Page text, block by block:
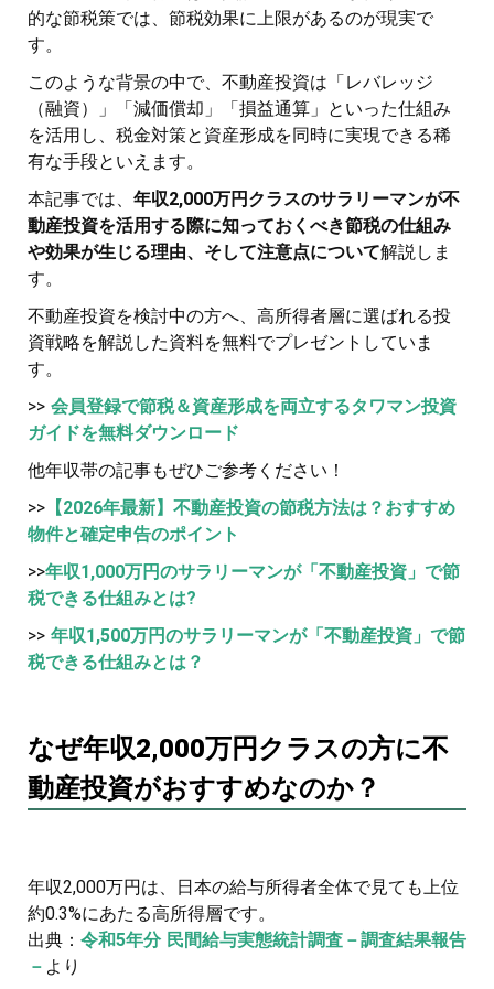
的な節税策では、節税効果に上限があるのが現実で
す。
このような背景の中で、不動産投資は「レバレッジ
（融資）」「減価償却」「損益通算」といった仕組み
を活用し、税金対策と資産形成を同時に実現できる稀
有な手段といえます。
本記事では、 年収2,000万円クラスのサラリーマンが不
動産投資を活用する際に知っておくべき節税の仕組み
や効果が生じる理由、そして注意点について解説しま
す。
不動産投資を検討中の方へ、高所得者層に選ばれる投
資戦略を解説した資料を無料でプレゼントしていま
す。
>> 会員登録で節税＆資産形成を両立するタワマン投資
ガイドを無料ダウンロード
他年収帯の記事もぜひご参考ください！
>> 【2026年最新】不動産投資の節税方法は？おすすめ
物件と確定申告のポイント
>>年収1,000万円のサラリーマンが「不動産投資」で節
税できる仕組みとは?
>> 年収1,500万円のサラリーマンが「不動産投資」で節
税できる仕組みとは？
なぜ年収2,000万円クラスの方に不
動産投資がおすすめなのか？
年収2,000万円は、日本の給与所得者全体で見ても上位
約0.3%にあたる高所得層です。
出典： 令和5年分 民間給与実態統計調査－調査結果報告
－ より